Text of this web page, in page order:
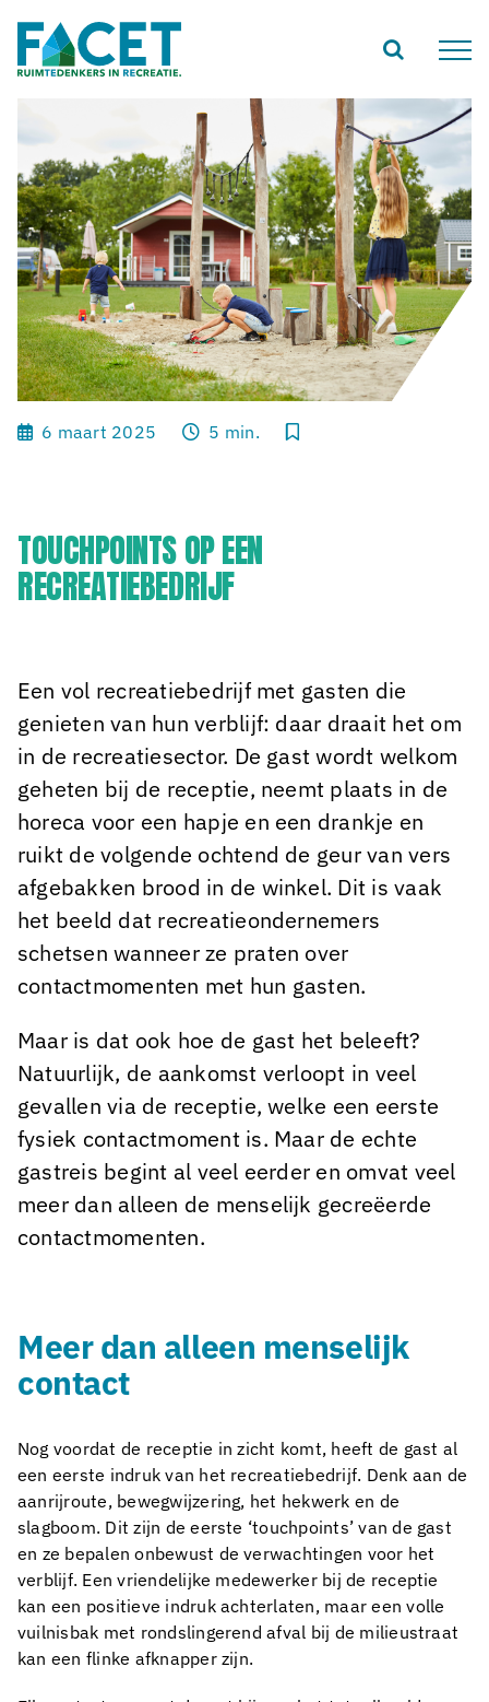
naar
inhoud
6 maart 2025 5 min.
TOUCHPOINTS OP EEN
RECREATIEBEDRIJF
Een vol recreatiebedrijf met gasten die
genieten van hun verblijf: daar draait het om
in de recreatiesector. De gast wordt welkom
geheten bij de receptie, neemt plaats in de
horeca voor een hapje en een drankje en
ruikt de volgende ochtend de geur van vers
afgebakken brood in de winkel. Dit is vaak
het beeld dat recreatieondernemers
schetsen wanneer ze praten over
contactmomenten met hun gasten.
Maar is dat ook hoe de gast het beleeft?
Natuurlijk, de aankomst verloopt in veel
gevallen via de receptie, welke een eerste
fysiek contactmoment is. Maar de echte
gastreis begint al veel eerder en omvat veel
meer dan alleen de menselijk gecreëerde
contactmomenten.
Meer dan alleen menselijk
contact
Nog voordat de receptie in zicht komt, heeft de gast al
een eerste indruk van het recreatiebedrijf. Denk aan de
aanrijroute, bewegwijzering, het hekwerk en de
slagboom. Dit zijn de eerste ‘touchpoints’ van de gast
en ze bepalen onbewust de verwachtingen voor het
verblijf. Een vriendelijke medewerker bij de receptie
kan een positieve indruk achterlaten, maar een volle
vuilnisbak met rondslingerend afval bij de milieustraat
kan een flinke afknapper zijn.